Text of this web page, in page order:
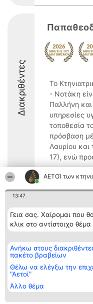
ΑΕΤΟΊ των
13:47
Γεια σας. Χαίρομαι που
κλικ στο αντίστοιχο
Ανήκω στους
πακέτο βραβείων
Θέλω να ελέγξω την
"Αετοί"
Άλλο θέμα
Διακριθέντες
Το
- Νοτάκη
Παλλήνη
υπηρεσίες
τοποθεσία
πρόσβαση
Λαυρίου και
17), ενώ
9.8
Διοργανωτής της
κατάταξης
BEAUTIFUL COMPANY
Μονοπρόσωπη ΙΚΕ
2104128019
email: